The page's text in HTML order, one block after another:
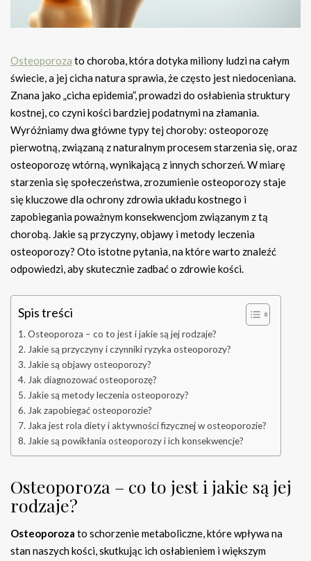
Osteoporoza to choroba, która dotyka miliony ludzi na całym
świecie, a jej cicha natura sprawia, że często jest niedoceniana.
Znana jako „cicha epidemia”, prowadzi do osłabienia struktury
kostnej, co czyni kości bardziej podatnymi na złamania.
Wyróżniamy dwa główne typy tej choroby: osteoporozę
pierwotną, związaną z naturalnym procesem starzenia się, oraz
osteoporozę wtórną, wynikającą z innych schorzeń. W miarę
starzenia się społeczeństwa, zrozumienie osteoporozy staje
się kluczowe dla ochrony zdrowia układu kostnego i
zapobiegania poważnym konsekwencjom związanym z tą
chorobą. Jakie są przyczyny, objawy i metody leczenia
osteoporozy? Oto istotne pytania, na które warto znaleźć
odpowiedzi, aby skutecznie zadbać o zdrowie kości.
Spis treści
Osteoporoza – co to jest i jakie są jej rodzaje?
Jakie są przyczyny i czynniki ryzyka osteoporozy?
Jakie są objawy osteoporozy?
Jak diagnozować osteoporozę?
Jakie są metody leczenia osteoporozy?
Jak zapobiegać osteoporozie?
Jaka jest rola diety i aktywności fizycznej w osteoporozie?
Jakie są powikłania osteoporozy i ich konsekwencje?
Osteoporoza – co to jest i jakie są jej
rodzaje?
Osteoporoza to schorzenie metaboliczne, które wpływa na
stan naszych kości, skutkując ich osłabieniem i większym